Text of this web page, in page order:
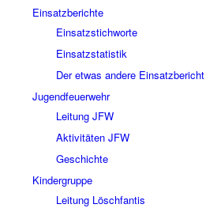
Einsatzberichte
Einsatzstichworte
Einsatzstatistik
Der etwas andere Einsatzbericht
Jugendfeuerwehr
Leitung JFW
Aktivitäten JFW
Geschichte
Kindergruppe
Leitung Löschfantis